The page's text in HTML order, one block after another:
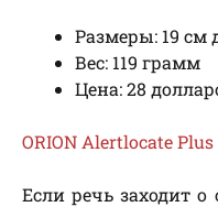
Размеры: 19 см
Вес: 119 грамм
Цена: 28
ORION Alertlocate
Если речь заходит